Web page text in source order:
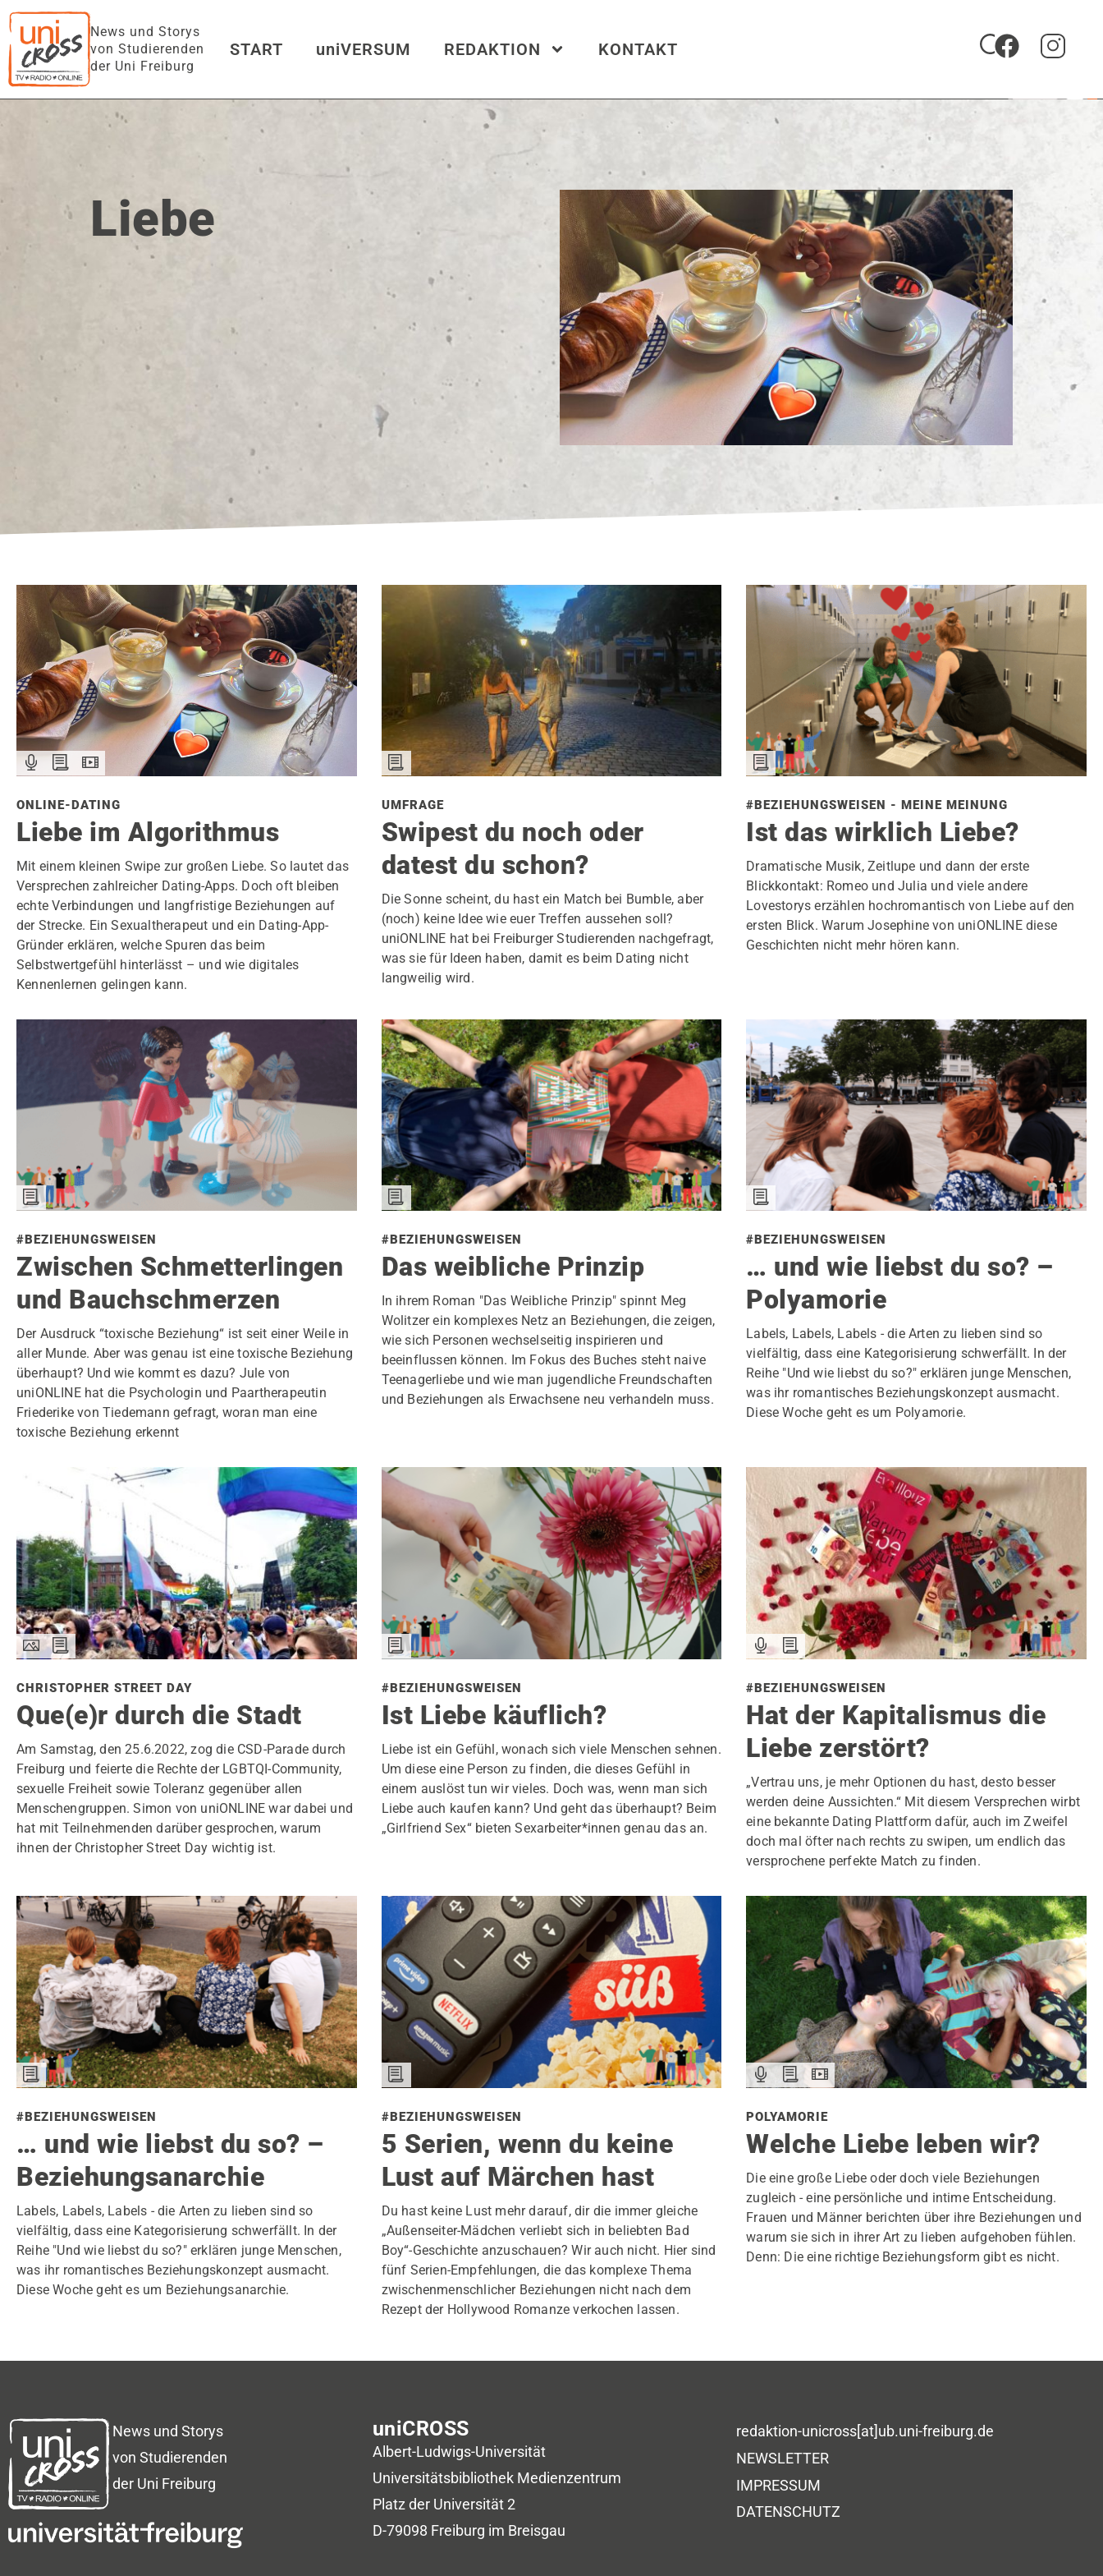
News und Storys
von Studierenden
der Uni Freiburg
START uniVERSUM REDAKTION KONTAKT
Liebe
ONLINE-DATING
Liebe im Algorithmus
Mit einem kleinen Swipe zur großen Liebe. So lautet das
Versprechen zahlreicher Dating-Apps. Doch oft bleiben
echte Verbindungen und langfristige Beziehungen auf
der Strecke. Ein Sexualtherapeut und ein Dating-App-
Gründer erklären, welche Spuren das beim
Selbstwertgefühl hinterlässt – und wie digitales
Kennenlernen gelingen kann.
UMFRAGE
Swipest du noch oder
datest du schon?
Die Sonne scheint, du hast ein Match bei Bumble, aber
(noch) keine Idee wie euer Treffen aussehen soll?
uniONLINE hat bei Freiburger Studierenden nachgefragt,
was sie für Ideen haben, damit es beim Dating nicht
langweilig wird.
#BEZIEHUNGSWEISEN - MEINE MEINUNG
Ist das wirklich Liebe?
Dramatische Musik, Zeitlupe und dann der erste
Blickkontakt: Romeo und Julia und viele andere
Lovestorys erzählen hochromantisch von Liebe auf den
ersten Blick. Warum Josephine von uniONLINE diese
Geschichten nicht mehr hören kann.
#BEZIEHUNGSWEISEN
Zwischen Schmetterlingen
und Bauchschmerzen
Der Ausdruck “toxische Beziehung“ ist seit einer Weile in
aller Munde. Aber was genau ist eine toxische Beziehung
überhaupt? Und wie kommt es dazu? Jule von
uniONLINE hat die Psychologin und Paartherapeutin
Friederike von Tiedemann gefragt, woran man eine
toxische Beziehung erkennt
#BEZIEHUNGSWEISEN
Das weibliche Prinzip
In ihrem Roman "Das Weibliche Prinzip" spinnt Meg
Wolitzer ein komplexes Netz an Beziehungen, die zeigen,
wie sich Personen wechselseitig inspirieren und
beeinflussen können. Im Fokus des Buches steht naive
Teenagerliebe und wie man jugendliche Freundschaften
und Beziehungen als Erwachsene neu verhandeln muss.
#BEZIEHUNGSWEISEN
… und wie liebst du so? –
Polyamorie
Labels, Labels, Labels - die Arten zu lieben sind so
vielfältig, dass eine Kategorisierung schwerfällt. In der
Reihe "Und wie liebst du so?" erklären junge Menschen,
was ihr romantisches Beziehungskonzept ausmacht.
Diese Woche geht es um Polyamorie.
CHRISTOPHER STREET DAY
Que(e)r durch die Stadt
Am Samstag, den 25.6.2022, zog die CSD-Parade durch
Freiburg und feierte die Rechte der LGBTQI-Community,
sexuelle Freiheit sowie Toleranz gegenüber allen
Menschengruppen. Simon von uniONLINE war dabei und
hat mit Teilnehmenden darüber gesprochen, warum
ihnen der Christopher Street Day wichtig ist.
#BEZIEHUNGSWEISEN
Ist Liebe käuflich?
Liebe ist ein Gefühl, wonach sich viele Menschen sehnen.
Um diese eine Person zu finden, die dieses Gefühl in
einem auslöst tun wir vieles. Doch was, wenn man sich
Liebe auch kaufen kann? Und geht das überhaupt? Beim
„Girlfriend Sex“ bieten Sexarbeiter*innen genau das an.
#BEZIEHUNGSWEISEN
Hat der Kapitalismus die
Liebe zerstört?
„Vertrau uns, je mehr Optionen du hast, desto besser
werden deine Aussichten.“ Mit diesem Versprechen wirbt
eine bekannte Dating Plattform dafür, auch im Zweifel
doch mal öfter nach rechts zu swipen, um endlich das
versprochene perfekte Match zu finden.
#BEZIEHUNGSWEISEN
… und wie liebst du so? –
Beziehungsanarchie
Labels, Labels, Labels - die Arten zu lieben sind so
vielfältig, dass eine Kategorisierung schwerfällt. In der
Reihe "Und wie liebst du so?" erklären junge Menschen,
was ihr romantisches Beziehungskonzept ausmacht.
Diese Woche geht es um Beziehungsanarchie.
#BEZIEHUNGSWEISEN
5 Serien, wenn du keine
Lust auf Märchen hast
Du hast keine Lust mehr darauf, dir die immer gleiche
„Außenseiter-Mädchen verliebt sich in beliebten Bad
Boy“-Geschichte anzuschauen? Wir auch nicht. Hier sind
fünf Serien-Empfehlungen, die das komplexe Thema
zwischenmenschlicher Beziehungen nicht nach dem
Rezept der Hollywood Romanze verkochen lassen.
POLYAMORIE
Welche Liebe leben wir?
Die eine große Liebe oder doch viele Beziehungen
zugleich - eine persönliche und intime Entscheidung.
Frauen und Männer berichten über ihre Beziehungen und
warum sie sich in ihrer Art zu lieben aufgehoben fühlen.
Denn: Die eine richtige Beziehungsform gibt es nicht.
News und Storys
von Studierenden
der Uni Freiburg
uniCROSS
Albert-Ludwigs-Universität
Universitätsbibliothek Medienzentrum
Platz der Universität 2
D-79098 Freiburg im Breisgau
redaktion-unicross[at]ub.uni-freiburg.de
NEWSLETTER
IMPRESSUM
DATENSCHUTZ